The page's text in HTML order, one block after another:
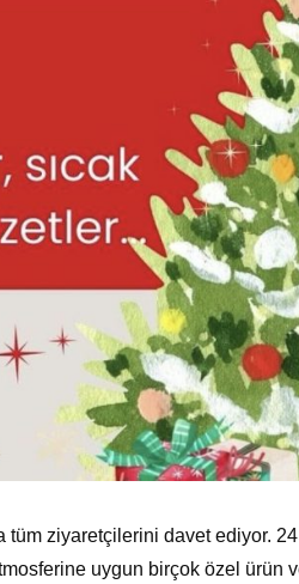
tüm ziyaretçilerini davet ediyor.
uygun birçok özel ürün